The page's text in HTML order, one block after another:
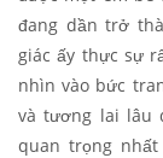
đang dần trở
giác ấy thực sự
nhìn vào bức
và tương lai lâu
quan trọng